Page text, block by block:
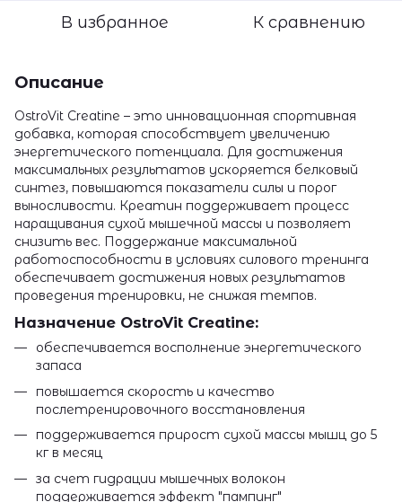
В избранное К сравнению
Описание
OstroVit Creatine – это инновационная спортивная
добавка, которая способствует увеличению
энергетического потенциала. Для достижения
максимальных результатов ускоряется белковый
синтез, повышаются показатели силы и порог
выносливости. Креатин поддерживает процесс
наращивания сухой мышечной массы и позволяет
снизить вес. Поддержание максимальной
работоспособности в условиях силового тренинга
обеспечивает достижения новых результатов
проведения тренировки, не снижая темпов.
Назначение OstroVit Creatine:
обеспечивается восполнение энергетического
запаса
повышается скорость и качество
послетренировочного восстановления
поддерживается прирост сухой массы мышц до 5
кг в месяц
за счет гидрации мышечных волокон
поддерживается эффект "пампинг"